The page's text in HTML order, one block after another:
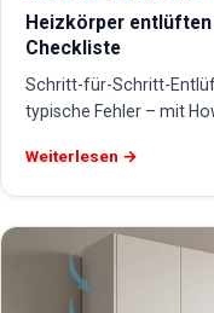
Heizkörper
Checkliste
Schritt-für-Schritt-
typische Fehler – mit
Weiterlesen →